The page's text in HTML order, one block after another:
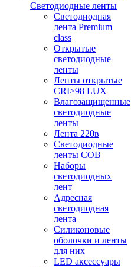
Светодиодные ленты
Светодиодная
лента Premium
class
Открытые
светодиодные
ленты
Ленты открытые
CRI>98 LUX
Влагозащищенные
светодиодные
ленты
Лента 220в
Светодиодные
ленты COB
Наборы
светодиодных
лент
Адресная
светодиодная
лента
Силиконовые
оболочки и ленты
для них
LED аксессуары